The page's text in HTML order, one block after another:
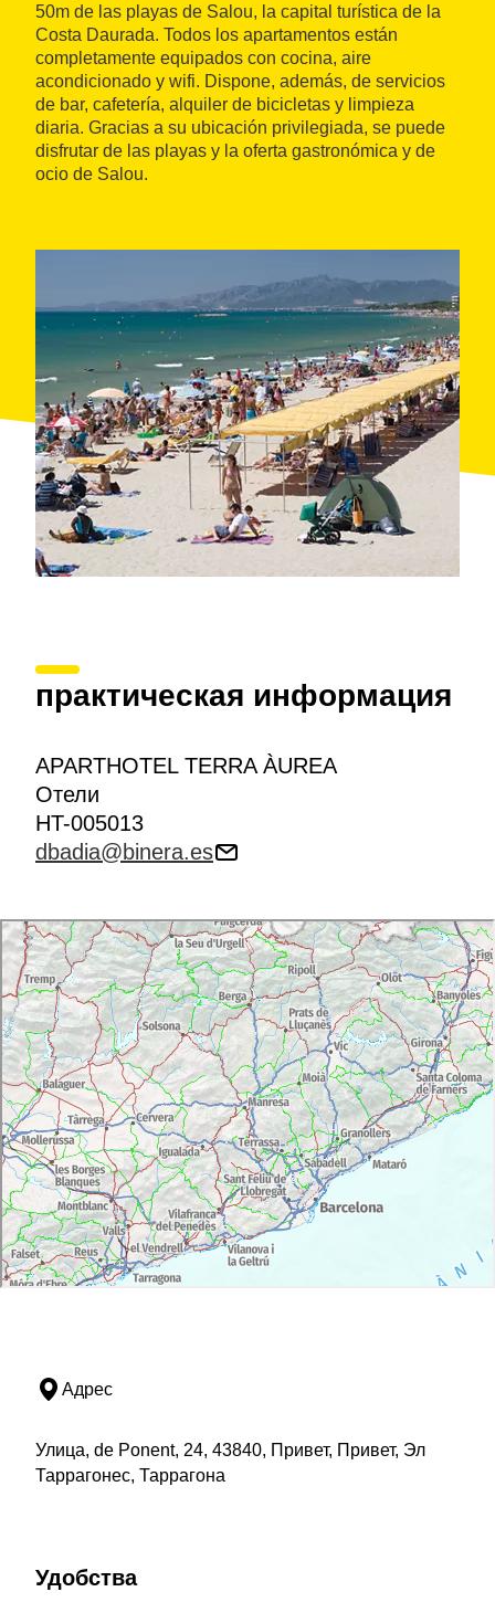
50m de las playas de Salou, la capital turística de la
Costa Daurada. Todos los apartamentos están
completamente equipados con cocina, aire
acondicionado y wifi. Dispone, además, de servicios
de bar, cafetería, alquiler de bicicletas y limpieza
diaria. Gracias a su ubicación privilegiada, se puede
disfrutar de las playas y la oferta gastronómica y de
ocio de Salou.
практическая информация
APARTHOTEL TERRA ÀUREA
Отели
HT-005013
dbadia@binera.es
Адрес
Улица, de Ponent, 24, 43840, Привет, Привет, Эл
Таррагонес, Таррагона
Удобства